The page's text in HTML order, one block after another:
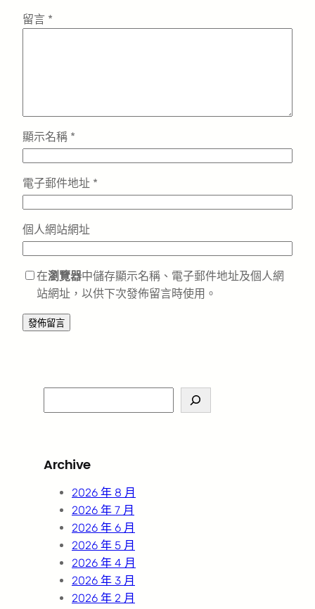
留言 *
顯示名稱 *
電子郵件地址 *
個人網站網址
在瀏覽器中儲存顯示名稱、電子郵件地址及個人網
站網址，以供下次發佈留言時使用。
e
c
Archive
2026 年 8 月
2026 年 7 月
2026 年 6 月
2026 年 5 月
2026 年 4 月
2026 年 3 月
2026 年 2 月